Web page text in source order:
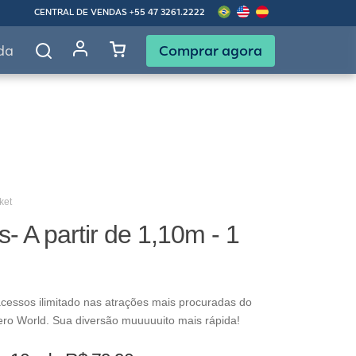
CENTRAL DE VENDAS +55 47 3261.2222
Comprar agora
A partir de 1,10m - 1
ilimitado nas atrações mais procuradas do
World. Sua diversão muuuuuito mais rápida!